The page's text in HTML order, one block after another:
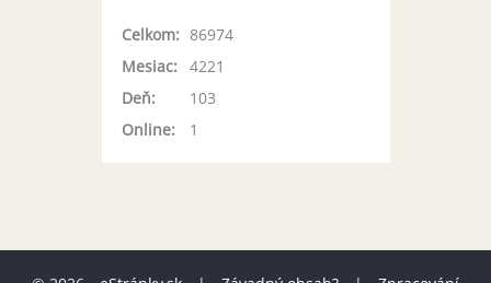
Online: 1
Celkom: 86974
Mesiac:
4221
Deň:
103